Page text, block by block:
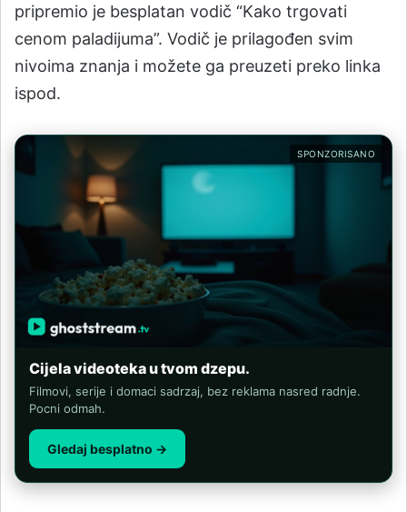
pripremio je besplatan vodič “Kako trgovati
cenom paladijuma”. Vodič je prilagođen svim
nivoima znanja i možete ga preuzeti preko linka
ispod.
SPONZORISANO
Cijela videoteka u tvom dzepu.
Filmovi, serije i domaci sadrzaj, bez reklama nasred radnje.
Pocni odmah.
Gledaj besplatno →